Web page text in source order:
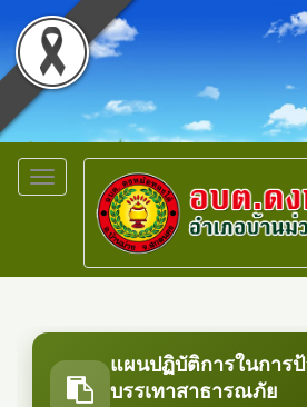
Toggle
navigation
แผนปฏิบัติการในการ
บรรเทาสาธารณภัย